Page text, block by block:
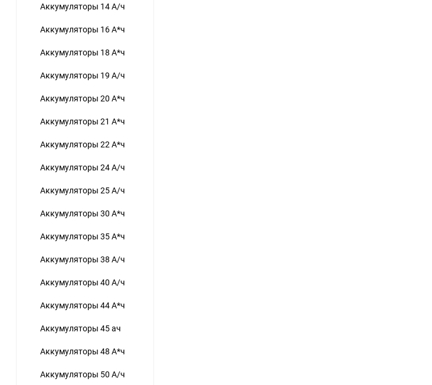
Аккумуляторы 14 А/ч
Аккумуляторы 16 А*ч
Аккумуляторы 18 А*ч
Аккумуляторы 19 А/ч
Аккумуляторы 20 А*ч
Аккумуляторы 21 А*ч
Аккумуляторы 22 А*ч
Аккумуляторы 24 А/ч
Аккумуляторы 25 А/ч
Аккумуляторы 30 А*ч
Аккумуляторы 35 А*ч
Аккумуляторы 38 А/ч
Аккумуляторы 40 А/ч
Аккумуляторы 44 А*ч
Аккумуляторы 45 ач
Аккумуляторы 48 А*ч
Аккумуляторы 50 А/ч